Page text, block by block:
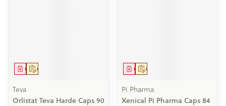
Op voorschrift
Geneesmiddel
Teva
Orlistat Teva Harde Caps 90
Op voorschrift
Geneesmiddel
Pi Pharma
Xenical Pi Pharma Caps 84